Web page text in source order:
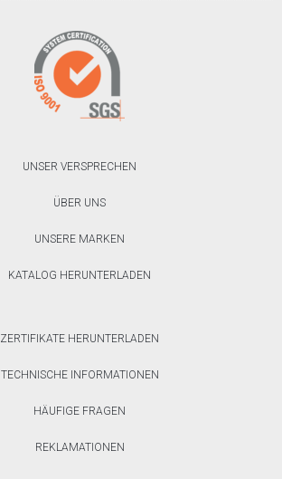
UNSER VERSPRECHEN
ÜBER UNS
UNSERE MARKEN
KATALOG HERUNTERLADEN
ZERTIFIKATE HERUNTERLADEN
TECHNISCHE INFORMATIONEN
HÄUFIGE FRAGEN
REKLAMATIONEN